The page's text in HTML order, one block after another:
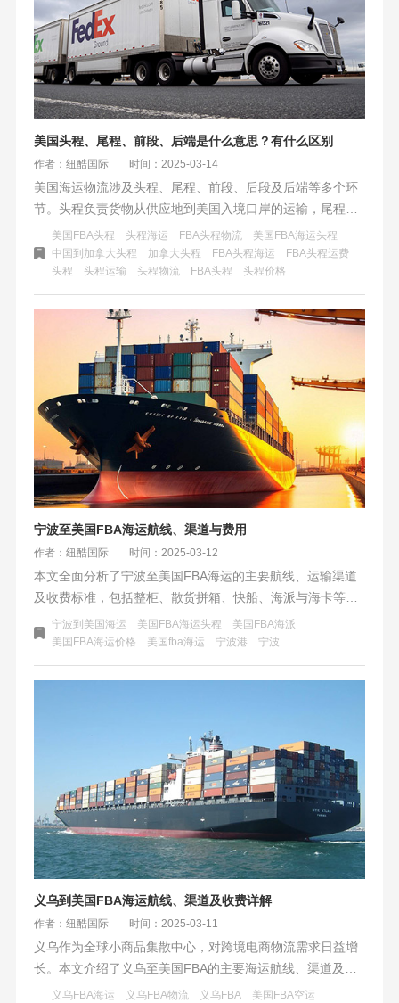
美国头程、尾程、前段、后端是什么意思？有什么区别
作者：纽酷国际 时间：2025-03-14
美国海运物流涉及头程、尾程、前段、后段及后端等多个环
节。头程负责货物从供应地到美国入境口岸的运输，尾程则
负责从入境口岸到最终用户的配送。前段是头程的前期准
备，后段可能涉及尾程后的相关服务。后端则提供海运物流
的支持性服务和系统。各环节相互关联，共同构成跨境物流
完整生态。
美国FBA头程 头程海运 FBA头程物流
美国FBA海运头程
中国到加拿大头程
加拿大头程 FBA头程海运
FBA头程运费
头程
头程运输 头程物流 FBA头程 头程价格
宁波至美国FBA海运航线、渠道与费用
作者：纽酷国际 时间：2025-03-12
本文全面分析了宁波至美国FBA海运的主要航线、运输渠道
及收费标准，包括整柜、散货拼箱、快船、海派与海卡等多
种选择，并详细列出了费用构成与附加成本。同时，提供了
注意事项与参考报价示例，帮助卖家优化物流方案，降低运
宁波到美国海运 美国FBA海运头程
美国FBA海派
美国FBA海运价格
美国fba海运 宁波港 宁波
义乌到美国FBA海运航线、渠道及收费详解
作者：纽酷国际 时间：2025-03-11
义乌作为全球小商品集散中心，对跨境电商物流需求日益增
长。本文介绍了义乌至美国FBA的主要海运航线、渠道及收
费标准，包括美森快船、以星快船等核心航线，海派、海卡
义乌FBA海运 义乌FBA物流 义乌FBA
美国FBA空运